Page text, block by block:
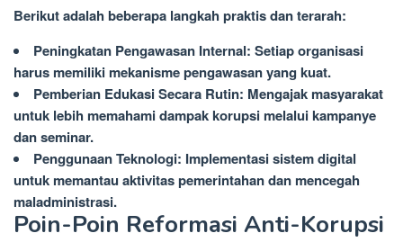
Berikut adalah beberapa langkah praktis dan terarah:
Peningkatan Pengawasan Internal: Setiap organisasi
harus memiliki mekanisme pengawasan yang kuat.
Pemberian Edukasi Secara Rutin: Mengajak masyarakat
untuk lebih memahami dampak korupsi melalui kampanye
dan seminar.
Penggunaan Teknologi: Implementasi sistem digital
untuk memantau aktivitas pemerintahan dan mencegah
maladministrasi.
Poin-Poin Reformasi Anti-Korupsi